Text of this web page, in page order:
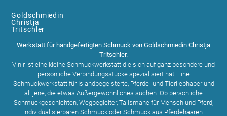
Goldschmiedin
Christja
Tritschler
Werkstatt für handgefertigten Schmuck von Goldschmiedin Christja
Tritschler.
Vinir ist eine kleine Schmuckwerkstatt die sich auf ganz besondere und
persönliche Verbindungsstücke spezialisiert hat. Eine
Schmuckwerkstatt für Islandbegeisterte, Pferde- und Tierliebhaber und
all jene, die etwas Außergewöhnliches suchen. Ob persönliche
Schmuckgeschichten, Wegbegleiter, Talismane für Mensch und Pferd,
individualisierbaren Schmuck oder Schmuck aus Pferdehaaren.